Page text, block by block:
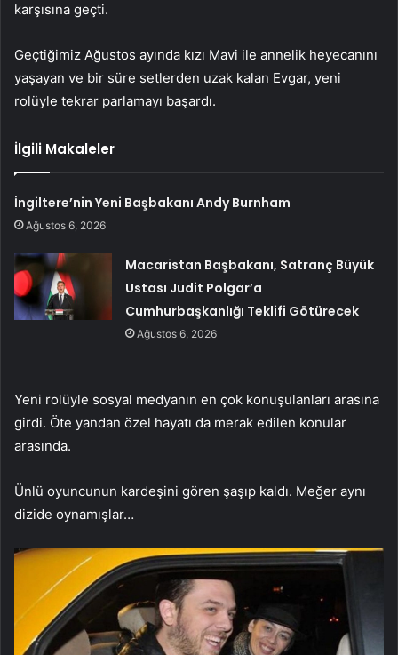
karşısına geçti.
Geçtiğimiz Ağustos ayında kızı Mavi ile annelik heyecanını
yaşayan ve bir süre setlerden uzak kalan Evgar, yeni
rolüyle tekrar parlamayı başardı.
İlgili Makaleler
İngiltere’nin Yeni Başbakanı Andy Burnham
Ağustos 6, 2026
Macaristan Başbakanı, Satranç Büyük
Ustası Judit Polgar’a
Cumhurbaşkanlığı Teklifi Götürecek
Ağustos 6, 2026
Yeni rolüyle sosyal medyanın en çok konuşulanları arasına
girdi. Öte yandan özel hayatı da merak edilen konular
arasında.
Ünlü oyuncunun kardeşini gören şaşıp kaldı. Meğer aynı
dizide oynamışlar…